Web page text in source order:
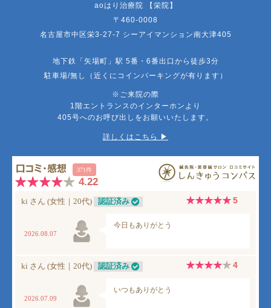
aoはり治療院 【栄院】
〒460-0008
名古屋市中区栄3-27-7 シーアイマンション南大津405
地下鉄「矢場町」駅 5番・6番出口から徒歩3分
駐車場/無し（近くにコインパーキングが有ります）
※ご来院の際
1階エントランスのインターホンより
405号へのお呼び出しをお願いいたします。
詳しくはこちら ▶︎